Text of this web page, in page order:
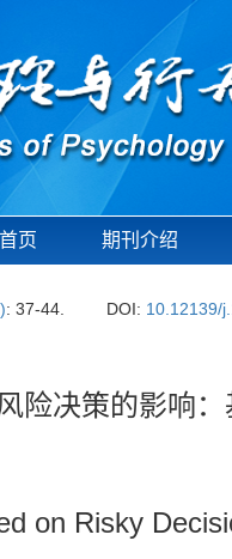
首页 期刊介绍
: 37-44. DOI: 10.12139/
险决策的影响
on Risky